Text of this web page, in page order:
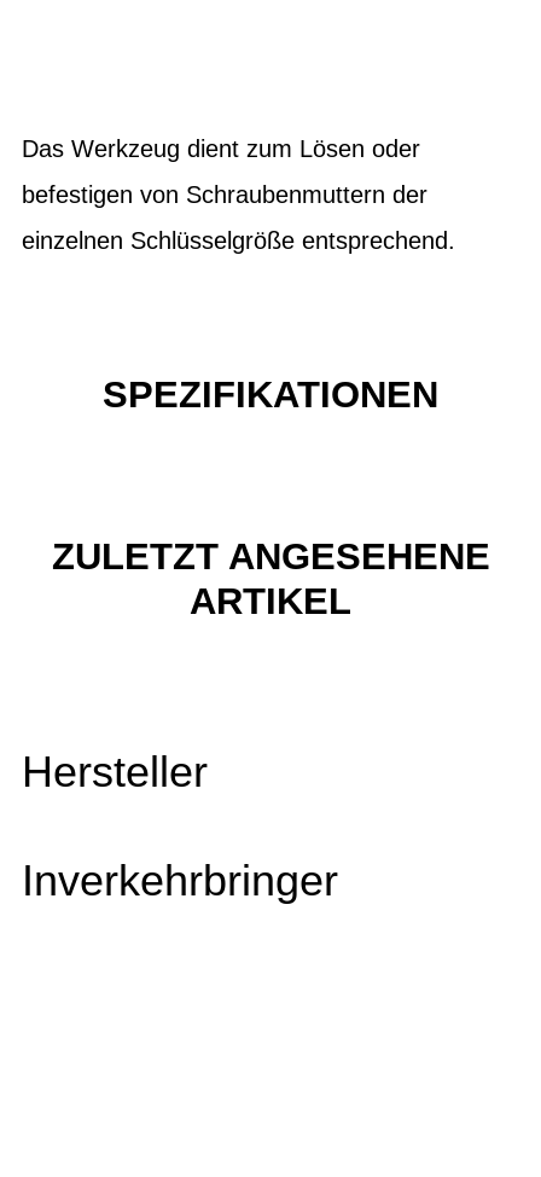
Das Werkzeug dient zum Lösen oder
befestigen von Schraubenmuttern der
einzelnen Schlüsselgröße entsprechend.
SPEZIFIKATIONEN
ZULETZT ANGESEHENE
ARTIKEL
Hersteller
Inverkehrbringer